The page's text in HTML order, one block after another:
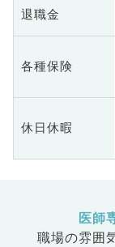
退職金
各種保険
休日休暇
医師
職場の雰囲